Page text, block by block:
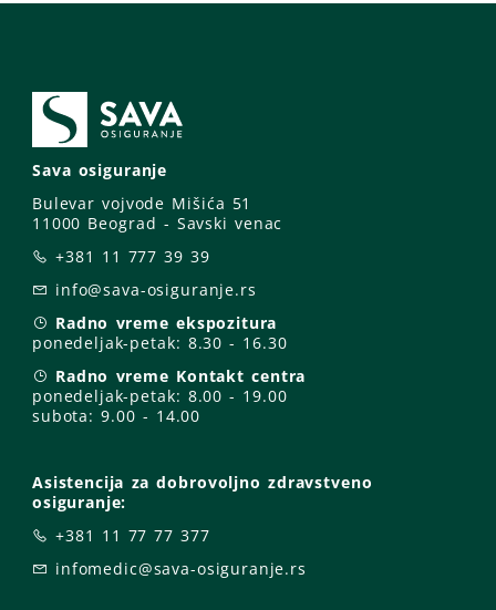
Sava osiguranje
Bulevar vojvode Mišića 51
11000 Beograd - Savski venac
+381 11 777 39 39
info@sava-osiguranje.rs
Radno vreme ekspozitura
ponedeljak-petak: 8.30 - 16.30
Radno vreme Kontakt centra
ponedeljak-petak: 8.00 - 19.00
subota: 9.00 - 14.00
Asistencija za dobrovoljno zdravstveno
osiguranje:
+381 11 77 77 377
infomedic@sava-osiguranje.rs